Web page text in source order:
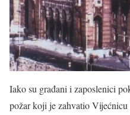
Iako su građani i zaposlenici
požar koji je zahvatio